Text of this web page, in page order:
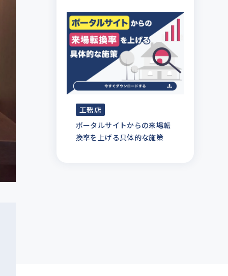
工務店
ポータルサイトからの来場転
換率を上げる具体的な施策